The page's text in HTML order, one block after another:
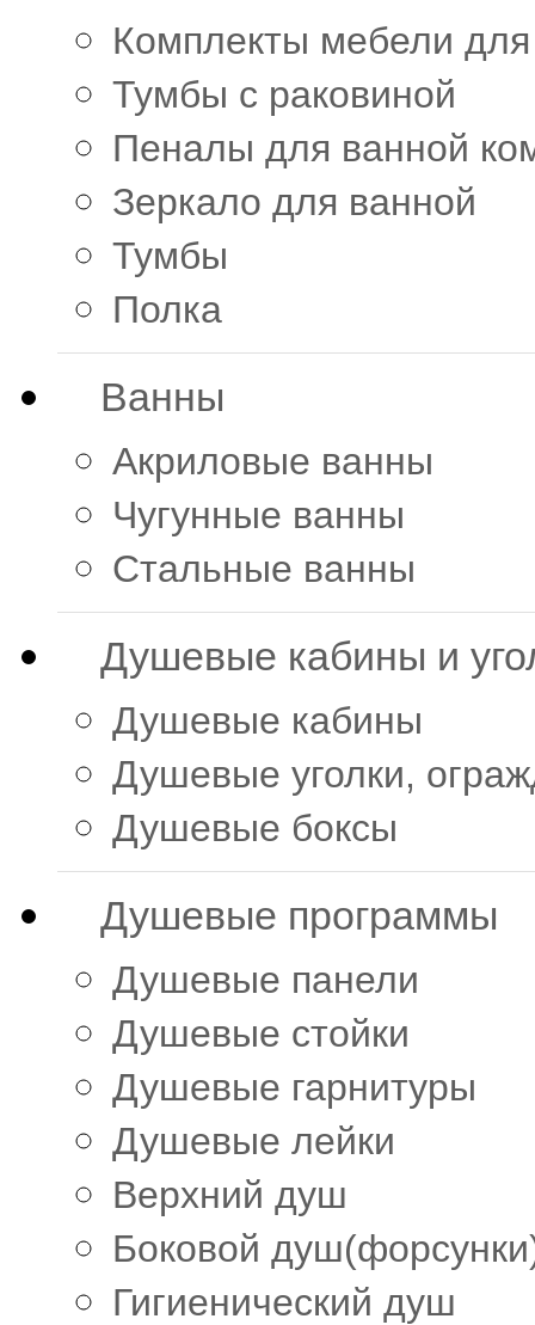
Комплекты мебели
Тумбы с раковиной
Пеналы для ванной
Зеркало для ванной
Тумбы
Полка
Ванны
Акриловые ванны
Чугунные ванны
Стальные ванны
Душевые кабины и
Душевые кабины
Душевые уголки,
Душевые боксы
Душевые программы
Душевые панели
Душевые стойки
Душевые гарнитуры
Душевые лейки
Верхний душ
Боковой
Гигиенический душ